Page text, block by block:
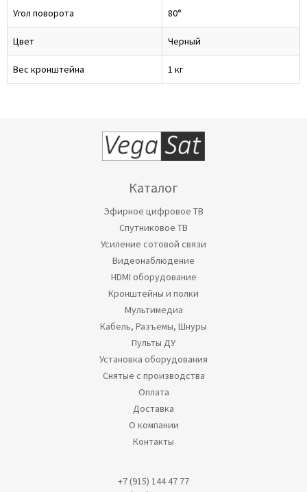
Угол поворота 80°
Цвет Черный
Вес кронштейна 1 кг
Каталог
Эфирное цифровое ТВ
Спутниковое ТВ
Усиление сотовой связи
Видеонаблюдение
HDMI оборудование
Кронштейны и полки
Мультимедиа
Кабель, Разъемы, Шнуры
Пульты ДУ
Установка оборудования
Снятые с производства
Оплата
Доставка
О компании
Контакты
+7 (915) 144 47 77